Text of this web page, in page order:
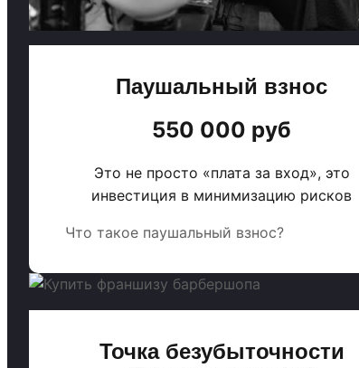
Паушальный взнос
550 000 руб
Это не просто «плата за вход», это
инвестиция в минимизацию рисков
Что такое паушальный взнос?
Точка безубыточности